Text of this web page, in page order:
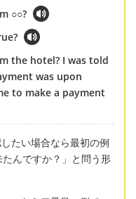
○○?
the hotel? I was told
was upon
to make a payment
たい場合なら最初の例
んですか？」と問う形